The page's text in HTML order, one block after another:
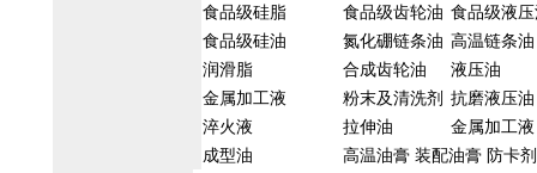
食品级硅脂
食品级齿轮油 食品级液
食品级硅油
氮化硼链条油 高温链条油
润滑脂
合成齿轮油
液压油
金属加工液
粉末及清洗剂 抗磨液压油
淬火液
拉伸油
金属加工液
成型油
高温油膏 装配油膏 防卡剂